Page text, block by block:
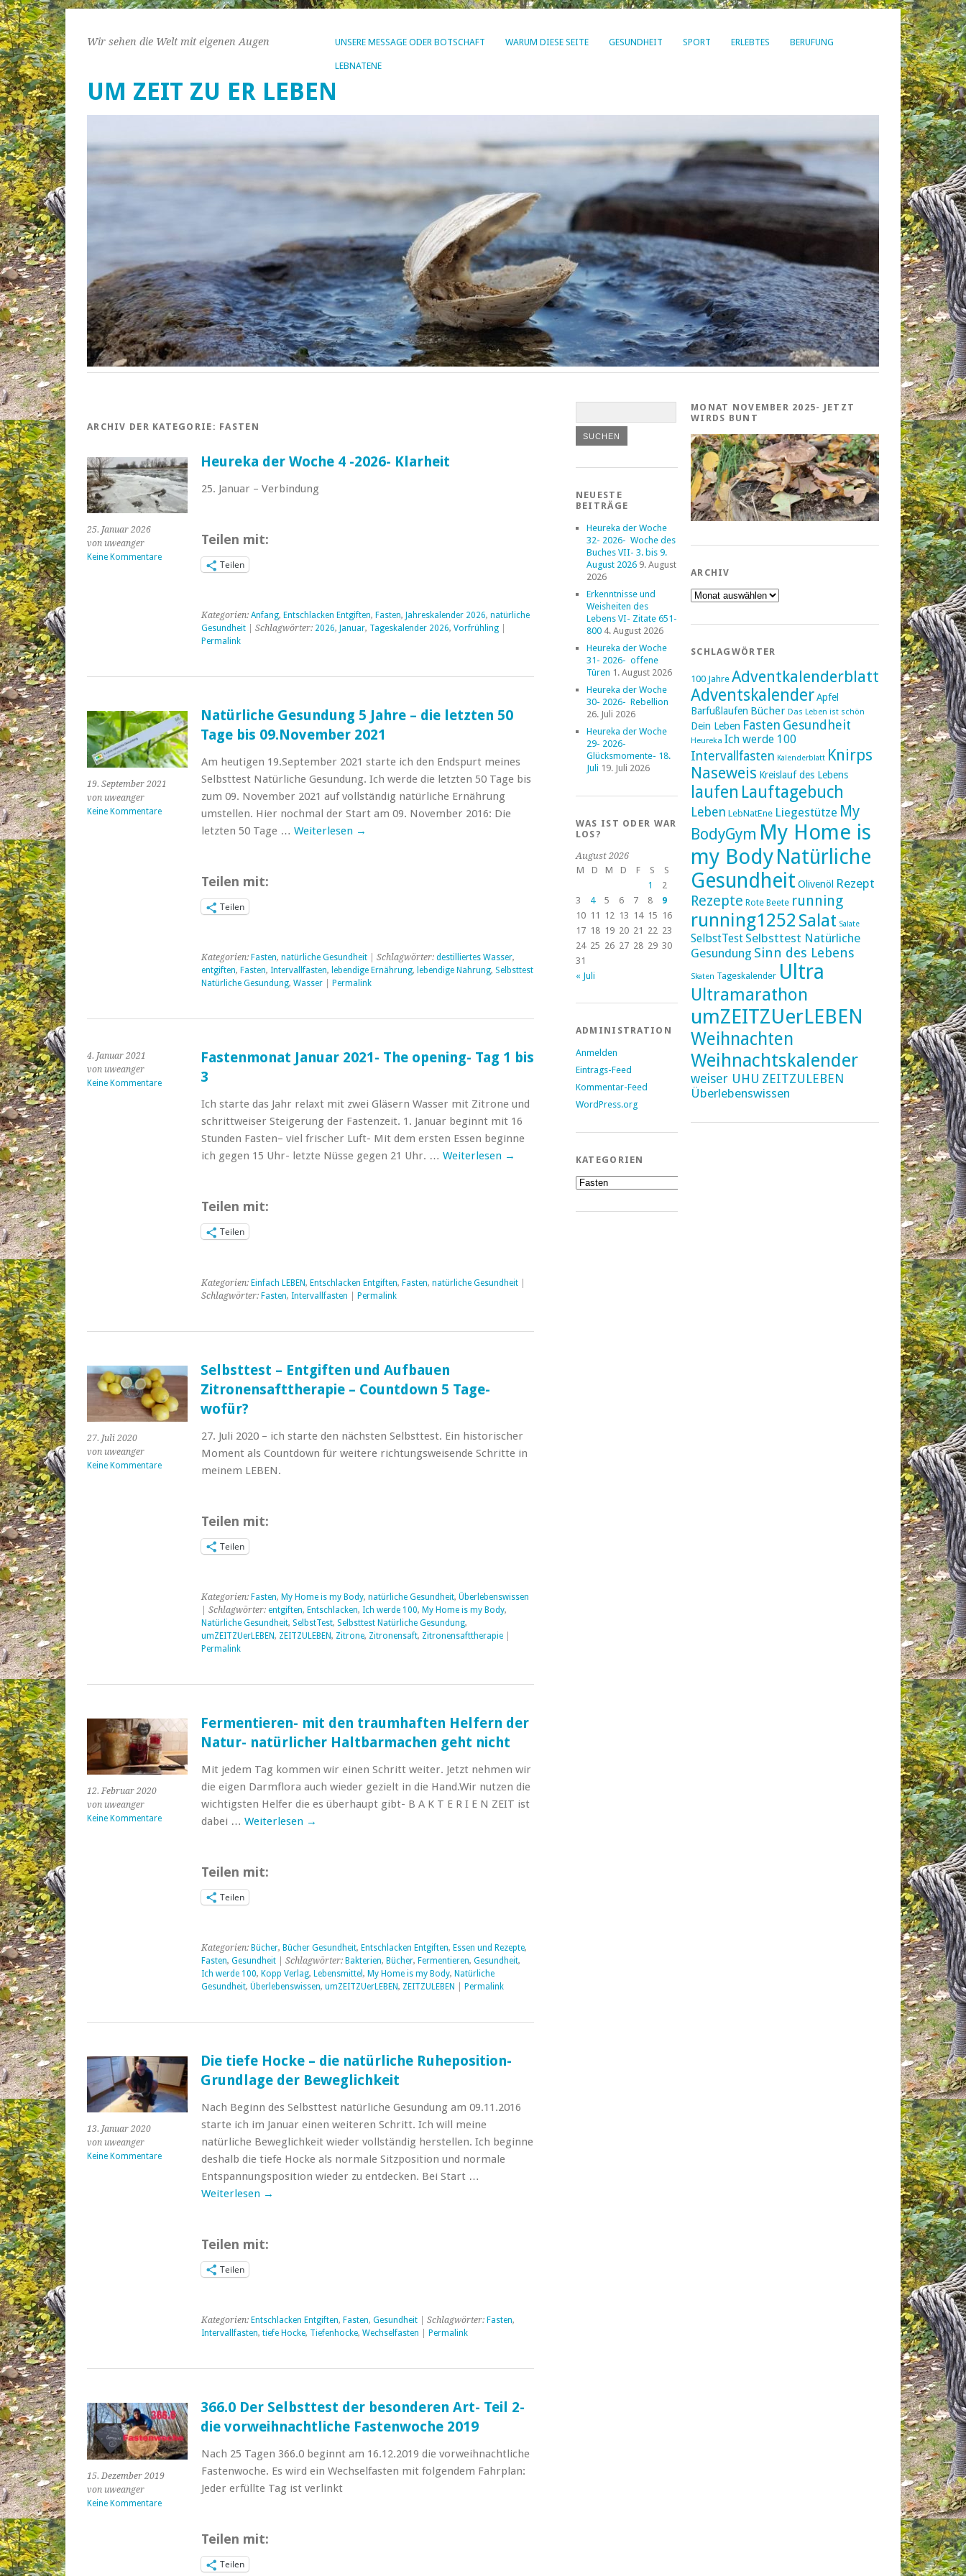
UNSERE MESSAGE ODER BOTSCHAFT WARUM DIESE SEITE GESUNDHEIT SPORT ERLEBTES BERUFUNG
LEBNATENE
UM ZEIT ZU ER LEBEN
Wir sehen die Welt mit eigenen Augen
ARCHIV DER KATEGORIE: FASTEN
25. Januar 2026
von uweanger
Keine Kommentare
Heureka der Woche 4 -2026- Klarheit
25. Januar – Verbindung
Teilen mit:
Teilen
Kategorien: Anfang, Entschlacken Entgiften, Fasten, Jahreskalender 2026, natürliche
Gesundheit| Schlagwörter: 2026, Januar, Tageskalender 2026, Vorfrühling|
Permalink
19. September 2021
von uweanger
Keine Kommentare
Natürliche Gesundung 5 Jahre – die letzten 50
Tage bis 09.November 2021
Am heutigen 19.September 2021 starte ich den Endspurt meines
Selbsttest Natürliche Gesundung. Ich werde die letzten 50 Tage bis
zum 09. November 2021 auf vollständig natürliche Ernährung
umstellen. Hier nochmal der Start am 09. November 2016: Die
letzten 50 Tage … Weiterlesen →
Teilen mit:
Teilen
Kategorien: Fasten, natürliche Gesundheit| Schlagwörter: destilliertes Wasser,
entgiften, Fasten, Intervallfasten, lebendige Ernährung, lebendige Nahrung, Selbsttest
Natürliche Gesundung, Wasser| Permalink
4. Januar 2021
von uweanger
Keine Kommentare
Fastenmonat Januar 2021- The opening- Tag 1 bis
3
Ich starte das Jahr relaxt mit zwei Gläsern Wasser mit Zitrone und
schrittweiser Steigerung der Fastenzeit. 1. Januar beginnt mit 16
Stunden Fasten– viel frischer Luft- Mit dem ersten Essen beginne
ich gegen 15 Uhr- letzte Nüsse gegen 21 Uhr. … Weiterlesen →
Teilen mit:
Teilen
Kategorien: Einfach LEBEN, Entschlacken Entgiften, Fasten, natürliche Gesundheit|
Schlagwörter: Fasten, Intervallfasten Permalink
27. Juli 2020
von uweanger
Keine Kommentare
Selbsttest – Entgiften und Aufbauen
Zitronensafttherapie – Countdown 5 Tage-
wofür?
27. Juli 2020 – ich starte den nächsten Selbsttest. Ein historischer
Moment als Countdown für weitere richtungsweisende Schritte in
meinem LEBEN.
Teilen mit:
Teilen
Kategorien: Fasten, My Home is my Body, natürliche Gesundheit, Überlebenswissen
| Schlagwörter: entgiften, Entschlacken, Ich werde 100, My Home is my Body,
Natürliche Gesundheit, SelbstTest, Selbsttest Natürliche Gesundung,
umZEITZUerLEBEN, ZEITZULEBEN, Zitrone, Zitronensaft, Zitronensafttherapie|
Permalink
12. Februar 2020
von uweanger
Keine Kommentare
Fermentieren- mit den traumhaften Helfern der
Natur- natürlicher Haltbarmachen geht nicht
Mit jedem Tag kommen wir einen Schritt weiter. Jetzt nehmen wir
die eigen Darmflora auch wieder gezielt in die Hand.Wir nutzen die
wichtigsten Helfer die es überhaupt gibt- B A K T E R I E N ZEIT ist
dabei … Weiterlesen →
Teilen mit:
Teilen
Kategorien: Bücher, Bücher Gesundheit, Entschlacken Entgiften, Essen und Rezepte,
Fasten, Gesundheit| Schlagwörter: Bakterien, Bücher, Fermentieren, Gesundheit,
Ich werde 100, Kopp Verlag, Lebensmittel , My Home is my Body, Natürliche
Gesundheit, Überlebenswissen, umZEITZUerLEBEN, ZEITZULEBEN Permalink
13. Januar 2020
von uweanger
Keine Kommentare
Die tiefe Hocke – die natürliche Ruheposition-
Grundlage der Beweglichkeit
Nach Beginn des Selbsttest natürliche Gesundung am 09.11.2016
starte ich im Januar einen weiteren Schritt. Ich will meine
natürliche Beweglichkeit wieder vollständig herstellen. Ich beginne
deshalb die tiefe Hocke als normale Sitzposition und normale
Entspannungsposition wieder zu entdecken. Bei Start …
Weiterlesen →
Teilen mit:
Teilen
Kategorien: Entschlacken Entgiften, Fasten, Gesundheit| Schlagwörter: Fasten,
Intervallfasten, tiefe Hocke, Tiefenhocke, Wechselfasten Permalink
15. Dezember 2019
von uweanger
Keine Kommentare
366.0 Der Selbsttest der besonderen Art- Teil 2-
die vorweihnachtliche Fastenwoche 2019
Nach 25 Tagen 366.0 beginnt am 16.12.2019 die vorweihnachtliche
Fastenwoche. Es wird ein Wechselfasten mit folgendem Fahrplan:
Jeder erfüllte Tag ist verlinkt
Teilen mit:
Teilen
NEUESTE
BEITRÄGE
Heureka der Woche
32- 2026- Woche des
Buches VII- 3. bis 9.
August 2026 9. August
2026
Erkenntnisse und
Weisheiten des
Lebens VI- Zitate 651-
800 4. August 2026
Heureka der Woche
31- 2026- offene
Türen 1. August 2026
Heureka der Woche
30- 2026- Rebellion
26. Juli 2026
Heureka der Woche
29- 2026-
Glücksmomente- 18.
Juli 19. Juli 2026
WAS IST ODER WAR
LOS?
August 2026
M
D M D F S
S
1
2
3
4 5 6 7 8
9
10 11 12 13 14 15 16
17 18 19 20 21 22 23
24 25 26 27 28 29 30
31
« Juli
ADMINISTRATION
Anmelden
Eintrags-Feed
Kommentar-Feed
WordPress.org
KATEGORIEN
Kategorien
MONAT NOVEMBER 2025- JETZT
WIRDS BUNT
ARCHIV
Archiv
SCHLAGWÖRTER
100 Jahre Adventkalenderblatt
AdventskalenderApfel
Barfußlaufen Bücher Das Leben ist schön
Dein Leben Fasten Gesundheit
Heureka Ich werde 100
Intervallfasten Kalenderblatt Knirps
Naseweis Kreislauf des Lebens
laufen Lauftagebuch
Leben LebNatEne Liegestütze My
BodyGym My Home is
my Body Natürliche
Gesundheit Olivenöl Rezept
Rezepte Rote Beete running
running1252 Salat Salate
SelbstTest Selbsttest Natürliche
Gesundung Sinn des Lebens
Skaten Tageskalender Ultra
Ultramarathon
umZEITZUerLEBEN
Weihnachten
Weihnachtskalender
weiser UHU ZEITZULEBEN
Überlebenswissen